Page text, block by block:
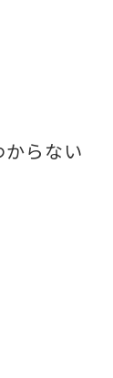
らない